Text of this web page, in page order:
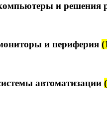
и решения
и периферия
автоматизации